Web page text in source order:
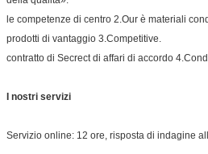
le competenze di centro 2.Our è materiali
prodotti di vantaggio 3.Competitive.
contratto di Secrect di affari di accordo
I nostri servizi
Servizio online: 12 ore, risposta di indagine